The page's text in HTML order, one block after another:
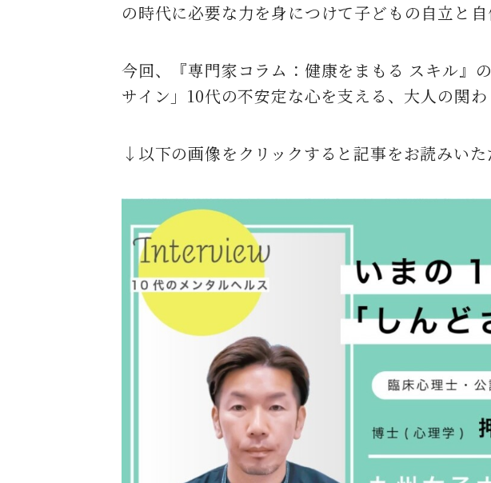
の時代に必要な力を身につけて子どもの自立と
今回、『専門家コラム：健康をまもる スキル』
サイン」10代の不安定な心を支える、大人の関
↓以下の画像をクリックすると記事をお読みい